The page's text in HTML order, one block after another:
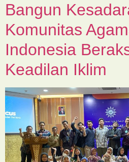
Bangun
Komunitas
Indonesia
Keadilan Iklim